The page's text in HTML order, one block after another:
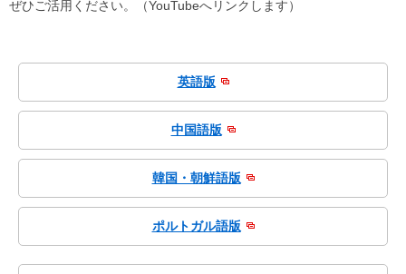
ぜひご活用ください。（YouTubeへリンクします）
英語版
中国語版
韓国・朝鮮語版
ポルトガル語版